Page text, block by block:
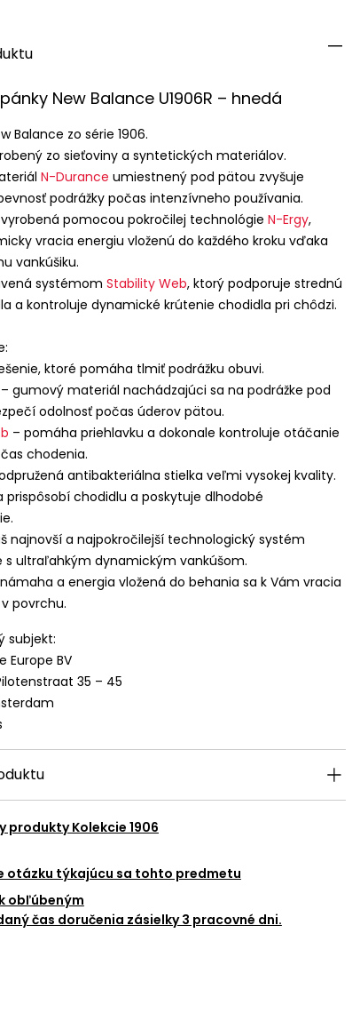
New Balance U1906R – hnedá
Balance zo série 1906.
zo sieťoviny a syntetických materiálov.
N-Durance umiestnený pod pätou zvyšuje
podrážky počas intenzívneho používania.
vyrobená pomocou pokročilej technológie N-Ergy,
vracia energiu vloženú do každého kroku vďaka
vankúšiku.
systémom Stability Web, ktorý podporuje strednú
a kontroluje dynamické krútenie chodidla pri chôdzi.
ktoré pomáha tlmiť podrážku obuvi.
– gumový materiál nachádzajúci sa na podrážke pod
odolnosť počas úderov pätou.
– pomáha priehlavku a dokonale kontroluje otáčanie
chodenia.
antibakteriálna stielka veľmi vysokej kvality.
prispôsobí chodidlu a poskytuje dlhodobé
najnovší a najpokročilejší technologický systém
s ultraľahkým dynamickým vankúšom.
a energia vložená do behania sa k Vám vracia
povrchu.
subjekt:
Europe BV
35 – 45
produkty Kolekcie 1906
otázku týkajúcu sa tohto predmetu
obľúbeným
čas doručenia zásielky 3 pracovné dni.